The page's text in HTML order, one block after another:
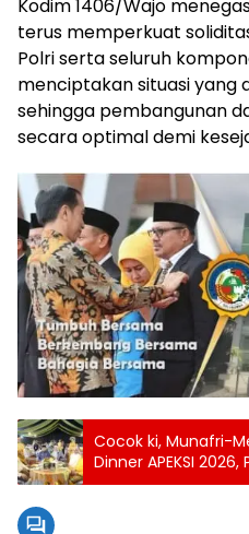
Kodim 1406/Wajo
terus memperkuat
Polri serta seluruh
menciptakan situasi yang
sehingga pembangunan
secara optimal demi
Cocok ki, Munafri-
Dinner APEKSI
Pemerintah Kota